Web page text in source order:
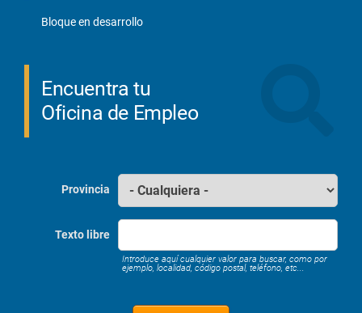
Bloque en desarrollo
Encuentra tu
Oficina de Empleo
Provincia
Texto libre
Introduce aquí cualquier valor para buscar, como por
ejemplo, localidad, código postal, teléfono, etc...